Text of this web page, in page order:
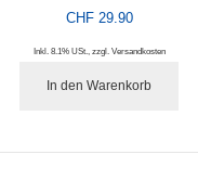
CHF 29.90
Inkl. 8.1% USt., zzgl. Versandkosten
In den Warenkorb